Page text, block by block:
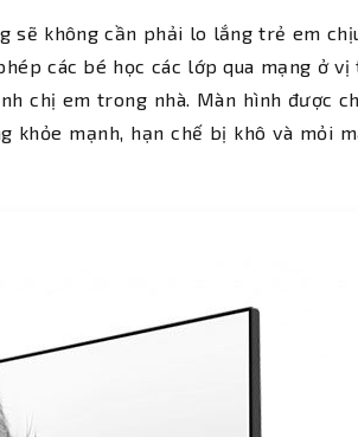
sẽ không cần phải lo lắng trẻ em
các bé học các lớp qua mạng ở
chị em trong nhà. Màn hình được
khỏe mạnh, hạn chế bị khô và mỏi